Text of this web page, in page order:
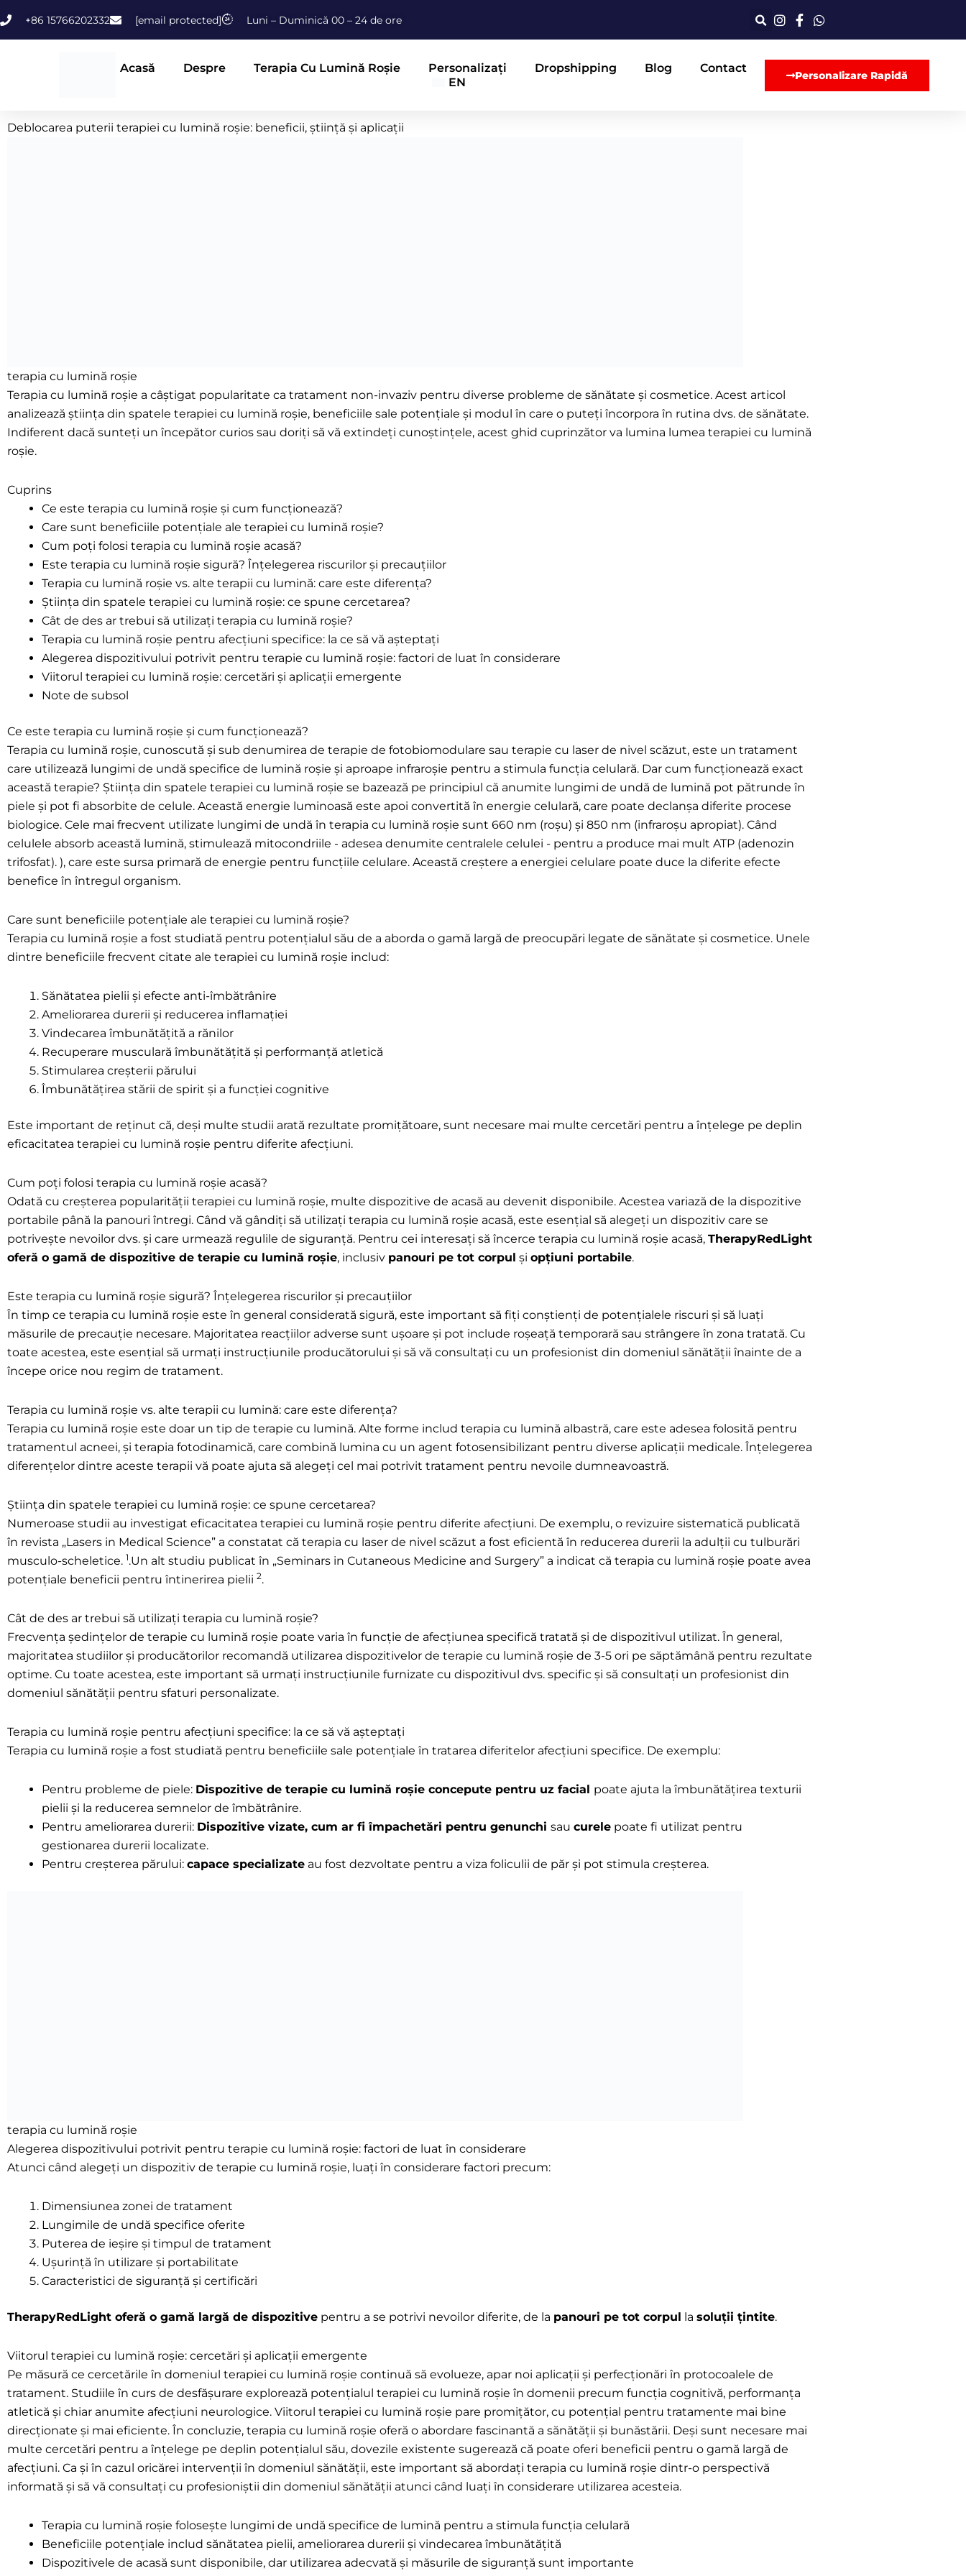
la
+86 15766202332 [email protected] Luni – Duminică 00 – 24 de ore
Acasă Despre Terapia Cu Lumină Roșie Personalizați Dropshipping Blog
Contact
EN
Personalizare Rapidă
Deblocarea puterii terapiei cu lumină roșie: beneficii, știință și aplicații
terapia cu lumină roșie
Terapia cu lumină roșie a câștigat popularitate ca tratament non-invaziv pentru diverse probleme de sănătate și cosmetice. Acest articol
analizează știința din spatele terapiei cu lumină roșie, beneficiile sale potențiale și modul în care o puteți încorpora în rutina dvs. de sănătate.
Indiferent dacă sunteți un începător curios sau doriți să vă extindeți cunoștințele, acest ghid cuprinzător va lumina lumea terapiei cu lumină
roșie.
Cuprins
Ce este terapia cu lumină roșie și cum funcționează?
Care sunt beneficiile potențiale ale terapiei cu lumină roșie?
Cum poți folosi terapia cu lumină roșie acasă?
Este terapia cu lumină roșie sigură? Înțelegerea riscurilor și precauțiilor
Terapia cu lumină roșie vs. alte terapii cu lumină: care este diferența?
Știința din spatele terapiei cu lumină roșie: ce spune cercetarea?
Cât de des ar trebui să utilizați terapia cu lumină roșie?
Terapia cu lumină roșie pentru afecțiuni specifice: la ce să vă așteptați
Alegerea dispozitivului potrivit pentru terapie cu lumină roșie: factori de luat în considerare
Viitorul terapiei cu lumină roșie: cercetări și aplicații emergente
Note de subsol
Ce este terapia cu lumină roșie și cum funcționează?
Terapia cu lumină roșie, cunoscută și sub denumirea de terapie de fotobiomodulare sau terapie cu laser de nivel scăzut, este un tratament
care utilizează lungimi de undă specifice de lumină roșie și aproape infraroșie pentru a stimula funcția celulară. Dar cum funcționează exact
această terapie? Știința din spatele terapiei cu lumină roșie se bazează pe principiul că anumite lungimi de undă de lumină pot pătrunde în
piele și pot fi absorbite de celule. Această energie luminoasă este apoi convertită în energie celulară, care poate declanșa diferite procese
biologice. Cele mai frecvent utilizate lungimi de undă în terapia cu lumină roșie sunt 660 nm (roșu) și 850 nm (infraroșu apropiat). Când
celulele absorb această lumină, stimulează mitocondriile - adesea denumite centralele celulei - pentru a produce mai mult ATP (adenozin
trifosfat). ), care este sursa primară de energie pentru funcțiile celulare. Această creștere a energiei celulare poate duce la diferite efecte
benefice în întregul organism.
Care sunt beneficiile potențiale ale terapiei cu lumină roșie?
Terapia cu lumină roșie a fost studiată pentru potențialul său de a aborda o gamă largă de preocupări legate de sănătate și cosmetice. Unele
dintre beneficiile frecvent citate ale terapiei cu lumină roșie includ:
Sănătatea pielii și efecte anti-îmbătrânire
Ameliorarea durerii și reducerea inflamației
Vindecarea îmbunătățită a rănilor
Recuperare musculară îmbunătățită și performanță atletică
Stimularea creșterii părului
Îmbunătățirea stării de spirit și a funcției cognitive
Este important de reținut că, deși multe studii arată rezultate promițătoare, sunt necesare mai multe cercetări pentru a înțelege pe deplin
eficacitatea terapiei cu lumină roșie pentru diferite afecțiuni.
Cum poți folosi terapia cu lumină roșie acasă?
Odată cu creșterea popularității terapiei cu lumină roșie, multe dispozitive de acasă au devenit disponibile. Acestea variază de la dispozitive
portabile până la panouri întregi. Când vă gândiți să utilizați terapia cu lumină roșie acasă, este esențial să alegeți un dispozitiv care se
potrivește nevoilor dvs. și care urmează regulile de siguranță. Pentru cei interesați să încerce terapia cu lumină roșie acasă, TherapyRedLight
oferă o gamă de dispozitive de terapie cu lumină roșie, inclusiv panouri pe tot corpul şi opțiuni portabile.
Este terapia cu lumină roșie sigură? Înțelegerea riscurilor și precauțiilor
În timp ce terapia cu lumină roșie este în general considerată sigură, este important să fiți conștienți de potențialele riscuri și să luați
măsurile de precauție necesare. Majoritatea reacțiilor adverse sunt ușoare și pot include roșeață temporară sau strângere în zona tratată. Cu
toate acestea, este esențial să urmați instrucțiunile producătorului și să vă consultați cu un profesionist din domeniul sănătății înainte de a
începe orice nou regim de tratament.
Terapia cu lumină roșie vs. alte terapii cu lumină: care este diferența?
Terapia cu lumină roșie este doar un tip de terapie cu lumină. Alte forme includ terapia cu lumină albastră, care este adesea folosită pentru
tratamentul acneei, și terapia fotodinamică, care combină lumina cu un agent fotosensibilizant pentru diverse aplicații medicale. Înțelegerea
diferențelor dintre aceste terapii vă poate ajuta să alegeți cel mai potrivit tratament pentru nevoile dumneavoastră.
Știința din spatele terapiei cu lumină roșie: ce spune cercetarea?
Numeroase studii au investigat eficacitatea terapiei cu lumină roșie pentru diferite afecțiuni. De exemplu, o revizuire sistematică publicată
în revista „Lasers in Medical Science” a constatat că terapia cu laser de nivel scăzut a fost eficientă în reducerea durerii la adulții cu tulburări
musculo-scheletice. 1.Un alt studiu publicat în „Seminars in Cutaneous Medicine and Surgery” a indicat că terapia cu lumină roșie poate avea
potențiale beneficii pentru întinerirea pielii 2.
Cât de des ar trebui să utilizați terapia cu lumină roșie?
Frecvența ședințelor de terapie cu lumină roșie poate varia în funcție de afecțiunea specifică tratată și de dispozitivul utilizat. În general,
majoritatea studiilor și producătorilor recomandă utilizarea dispozitivelor de terapie cu lumină roșie de 3-5 ori pe săptămână pentru rezultate
optime. Cu toate acestea, este important să urmați instrucțiunile furnizate cu dispozitivul dvs. specific și să consultați un profesionist din
domeniul sănătății pentru sfaturi personalizate.
Terapia cu lumină roșie pentru afecțiuni specifice: la ce să vă așteptați
Terapia cu lumină roșie a fost studiată pentru beneficiile sale potențiale în tratarea diferitelor afecțiuni specifice. De exemplu:
Pentru probleme de piele: Dispozitive de terapie cu lumină roșie concepute pentru uz facial poate ajuta la îmbunătățirea texturii
pielii și la reducerea semnelor de îmbătrânire.
Pentru ameliorarea durerii: Dispozitive vizate, cum ar fi împachetări pentru genunchi sau curele poate fi utilizat pentru
gestionarea durerii localizate.
Pentru creșterea părului: capace specializate au fost dezvoltate pentru a viza foliculii de păr și pot stimula creșterea.
terapia cu lumină roșie
Alegerea dispozitivului potrivit pentru terapie cu lumină roșie: factori de luat în considerare
Atunci când alegeți un dispozitiv de terapie cu lumină roșie, luați în considerare factori precum:
Dimensiunea zonei de tratament
Lungimile de undă specifice oferite
Puterea de ieșire și timpul de tratament
Ușurință în utilizare și portabilitate
Caracteristici de siguranță și certificări
TherapyRedLight oferă o gamă largă de dispozitive pentru a se potrivi nevoilor diferite, de la panouri pe tot corpul la soluții țintite.
Viitorul terapiei cu lumină roșie: cercetări și aplicații emergente
Pe măsură ce cercetările în domeniul terapiei cu lumină roșie continuă să evolueze, apar noi aplicații și perfecționări în protocoalele de
tratament. Studiile în curs de desfășurare explorează potențialul terapiei cu lumină roșie în domenii precum funcția cognitivă, performanța
atletică și chiar anumite afecțiuni neurologice. Viitorul terapiei cu lumină roșie pare promițător, cu potențial pentru tratamente mai bine
direcționate și mai eficiente. În concluzie, terapia cu lumină roșie oferă o abordare fascinantă a sănătății și bunăstării. Deși sunt necesare mai
multe cercetări pentru a înțelege pe deplin potențialul său, dovezile existente sugerează că poate oferi beneficii pentru o gamă largă de
afecțiuni. Ca și în cazul oricărei intervenții în domeniul sănătății, este important să abordați terapia cu lumină roșie dintr-o perspectivă
informată și să vă consultați cu profesioniștii din domeniul sănătății atunci când luați în considerare utilizarea acesteia.
Terapia cu lumină roșie folosește lungimi de undă specifice de lumină pentru a stimula funcția celulară
Beneficiile potențiale includ sănătatea pielii, ameliorarea durerii și vindecarea îmbunătățită
Dispozitivele de acasă sunt disponibile, dar utilizarea adecvată și măsurile de siguranță sunt importante